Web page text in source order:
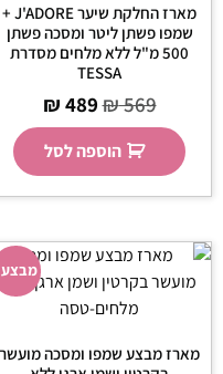
מארז החלקת שיער J'ADORE +
שמפו פשתן ליטר ומסכה פשתן
500 מ"ל ללא מלחים מסדרת
TESSA
₪569
₪489
הוספה לסל
מבצע!
מארז מבצע שמפו ומסכה מועשר